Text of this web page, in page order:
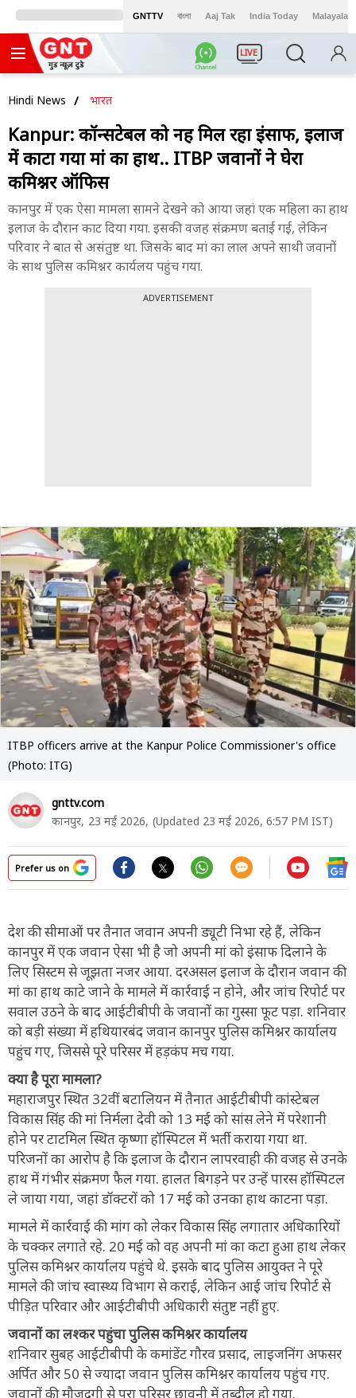
GNTTV বাংলা Aaj Tak India Today Malayalam
LIVE
Hindi News भारत
Kanpur: कॉन्सटेबल को नहीं मिल रहा इंसाफ, इलाज
में काटा गया मां का हाथ.. ITBP जवानों ने घेरा
कमिश्नर ऑफिस
कानपुर में एक ऐसा मामला सामने देखने को आया जहां एक महिला का हाथ
इलाज के दौरान काट दिया गया. इसकी वजह संक्रमण बताई गई, लेकिन
परिवार ने बात से असंतुष्ट था. जिसके बाद मां का लाल अपने साथी जवानों
के साथ पुलिस कमिश्नर कार्यलय पहुंच गया.
ADVERTISEMENT
ITBP officers arrive at the Kanpur Police Commissioner's office
(Photo: ITG)
gnttv.com
कानपुर, 23 मई 2026, (Updated 23 मई 2026, 6:57 PM IST)
Prefer us on
देश की सीमाओं पर तैनात जवान अपनी ड्यूटी निभा रहे हैं, लेकिन
कानपुर में एक जवान ऐसा भी है जो अपनी मां को इंसाफ दिलाने के
लिए सिस्टम से जूझता नजर आया. दरअसल इलाज के दौरान जवान की
मां का हाथ काटे जाने के मामले में कार्रवाई न होने, और जांच रिपोर्ट पर
सवाल उठने के बाद आईटीबीपी के जवानों का गुस्सा फूट पड़ा. शनिवार
को बड़ी संख्या में हथियारबंद जवान कानपुर पुलिस कमिश्नर कार्यालय
पहुंच गए, जिससे पूरे परिसर में हड़कंप मच गया.
क्या है पूरा मामला?
महाराजपुर स्थित 32वीं बटालियन में तैनात आईटीबीपी कांस्टेबल
विकास सिंह की मां निर्मला देवी को 13 मई को सांस लेने में परेशानी
होने पर टाटमिल स्थित कृष्णा हॉस्पिटल में भर्ती कराया गया था.
परिजनों का आरोप है कि इलाज के दौरान लापरवाही की वजह से उनके
हाथ में गंभीर संक्रमण फैल गया. हालत बिगड़ने पर उन्हें पारस हॉस्पिटल
ले जाया गया, जहां डॉक्टरों को 17 मई को उनका हाथ काटना पड़ा.
मामले में कार्रवाई की मांग को लेकर विकास सिंह लगातार अधिकारियों
के चक्कर लगाते रहे. 20 मई को वह अपनी मां का कटा हुआ हाथ लेकर
पुलिस कमिश्नर कार्यालय पहुंचे थे. इसके बाद पुलिस आयुक्त ने पूरे
मामले की जांच स्वास्थ्य विभाग से कराई, लेकिन आई जांच रिपोर्ट से
पीड़ित परिवार और आईटीबीपी अधिकारी संतुष्ट नहीं हुए.
जवानों का लश्कर पहुंचा पुलिस कमिश्नर कार्यालय
शनिवार सुबह आईटीबीपी के कमांडेंट गौरव प्रसाद, लाइजनिंग अफसर
अर्पित और 50 से ज्यादा जवान पुलिस कमिश्नर कार्यालय पहुंच गए.
जवानों की मौजूदगी से पूरा परिसर छावनी में तब्दील हो गया.